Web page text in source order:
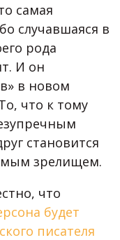
самая
случавшаяся в
рода
И он
в новом
что к тому
становится
зрелищем.
что
будет
писателя